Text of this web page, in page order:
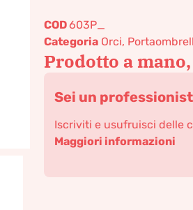
COD603P_
Categoria Orci,
Prodotto a
Sei un
Iscriviti e usufruisci delle
Maggiori informazioni